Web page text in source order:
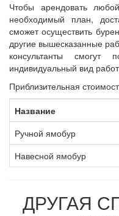
Чтобы арендовать
необходимый план,
сможет осуществить
другие вышесказанные
консультанты смогут
индивидуальный вид
Приблизительная
Название
Ручной ямобур
Навесной ямобур
ДРУГАЯ